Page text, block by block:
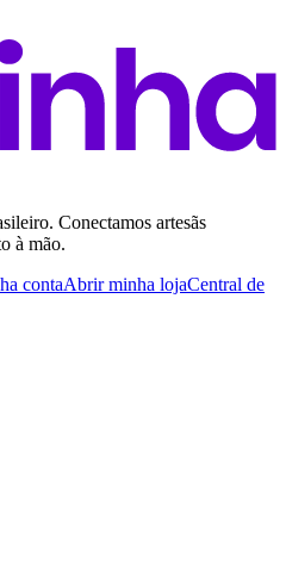
Conectamos artesãs
à mão.
contaAbrir minha lojaCentral de